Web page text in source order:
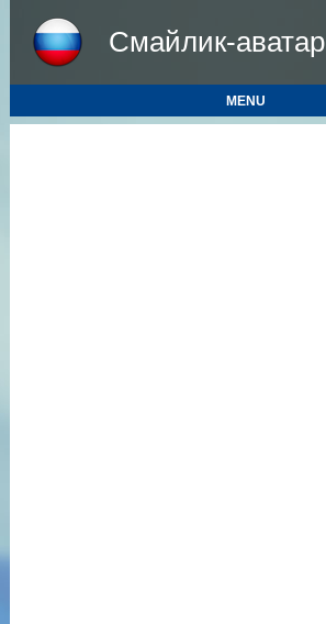
Смайлик-аватар
MENU